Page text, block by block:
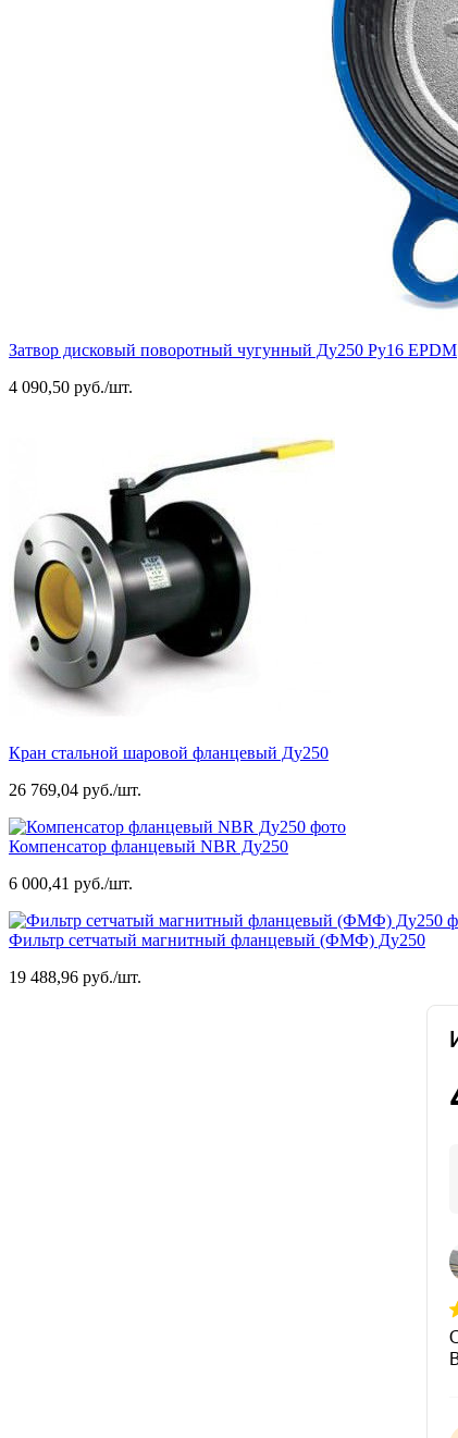
Затвор дисковый поворотный чугунный Ду250 Ру16 EPDM
4 090,50 руб./шт.
Кран стальной шаровой фланцевый Ду250
26 769,04 руб./шт.
Компенсатор фланцевый NBR Ду250
6 000,41 руб./шт.
Фильтр сетчатый магнитный фланцевый (ФМФ) Ду250
19 488,96 руб./шт.